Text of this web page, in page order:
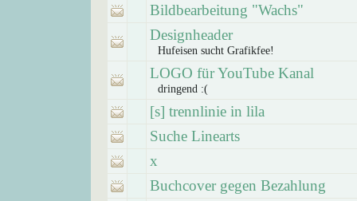
Bildbearbeitung "Wachs"
Designheader
Hufeisen sucht Grafikfee!
LOGO für YouTube Kanal
dringend :(
[s] trennlinie in lila
Suche Linearts
x
Buchcover gegen Bezahlung